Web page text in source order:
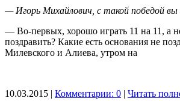
— Игорь Михайлович, с такой победой вы
— Во-первых, хорошо играть 11 на 11, а
поздравить? Какие есть основания не
Милевского и Алиева, утром на
10.03.2015 | Комментарии: 0 | Читать